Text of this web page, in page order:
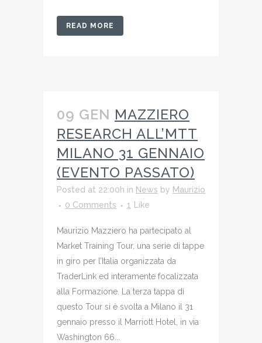
READ MORE
09 GEN MAZZIERO
RESEARCH ALL’MTT
MILANO 31 GENNAIO
(EVENTO PASSATO)
Posted at 22:00h in News by Maurizio
0 Comments
1 Like
Maurizio Mazziero ha partecipato al
Market Training Tour, una serie di tappe
in giro per l’Italia organizzata da
TraderLink ed interamente focalizzata
alla Formazione. La terza tappa di
questo Tour si è svolta a Milano il 31
gennaio presso il Marriott Hotel, in via
Washington 66...